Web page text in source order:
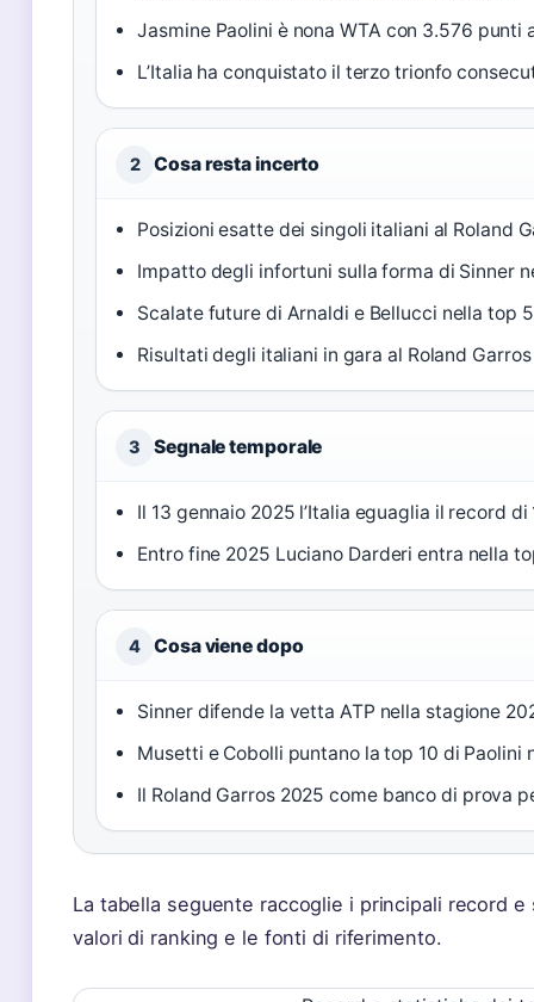
Jasmine Paolini è nona WTA con 3.576 punti
L’Italia ha conquistato il terzo trionfo
2 Cosa resta incerto
Posizioni esatte dei singoli italiani al Roland
Impatto degli infortuni sulla forma di Sinner
Scalate future di Arnaldi e Bellucci nella top
Risultati degli italiani in gara al Roland
3 Segnale temporale
Il 13 gennaio 2025 l’Italia eguaglia il record di
Entro fine 2025 Luciano Darderi entra nella
4 Cosa viene dopo
Sinner difende la vetta ATP nella stagione
Musetti e Cobolli puntano la top 10 di Paolini
Il Roland Garros 2025 come banco di prova
La tabella seguente raccoglie i principali record
valori di ranking e le fonti di riferimento.